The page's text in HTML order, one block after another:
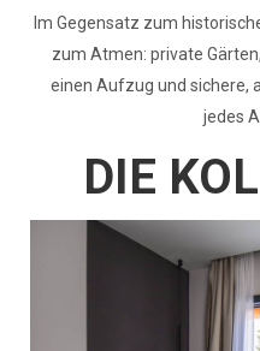
Im Gegensatz zum
zum Atmen: private
einen Aufzug und sichere,
jedes
DIE